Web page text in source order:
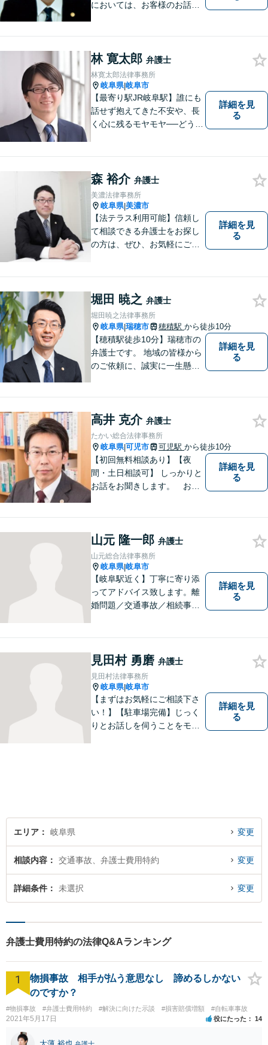
においては、お客様のお話を
ることを心がけています。
林 寛太郎 弁護士
林寛太郎法律事務所
岐阜県|岐阜市
【最寄り駅JR岐阜駅】誰にも
話せず抱えてきた不安や、長
く心に残るモヤモヤ──どうぞ
一緒に見つけていきます。
【丁寧なヒアリング】【地域
密着型の法律事務所】
詳細を見
る
森 裕介 弁護士
美濃法律事務所
岐阜県|美濃市
【法テラス利用可能】信頼し
て相談できる弁護士をお探し
の方は、ぜひ、お気軽にご連
詳細を見
る
堀田 暁之 弁護士
堀田暁之法律事務所
岐阜県|瑞穂市 穂積駅 から徒歩10分
【穂積駅徒歩10分】瑞穂市の
弁護士です。 地域の皆様から
のご依頼に、誠実に一生懸命
はじめとする民事事件に対応
してきました。お気軽にお電
話ください【駐車場完備】
詳細を見
る
高井 克介 弁護士
たかい総合法律事務所
岐阜県|可児市 可児駅 から徒歩10分
【初回無料相談あり】【夜
間・土日相談可】 しっかりと
お話をお聞きします。 お気
詳細を見
る
山元 隆一郎 弁護士
山元総合法律事務所
岐阜県|岐阜市
【岐阜駅近く】丁寧に寄り添
ってアドバイス致します。離
婚問題／交通事故／相続事件
対応するため、必要な場合に
は他事務所の弁護士と連携し
ます。ご相談下さい。
詳細を見
る
見田村 勇磨 弁護士
見田村法律事務所
岐阜県|岐阜市
【まずはお気軽にご相談下さ
い！】【駐車場完備】じっく
りとお話しを伺うことをモッ
詳細を見
る
エリア 岐阜県 変更
相談内容 交通事故、弁護士費用特約 変更
詳細条件 未選択 変更
弁護士費用特約の法律Q&Aランキング
1
物損事故 相手が払う意思なし 諦めるしかない
のですか？
#物損事故 #弁護士費用特約 #解決に向けた示談 #損害賠償増額 #自転車事故
2021年5月17日 役にたった 14